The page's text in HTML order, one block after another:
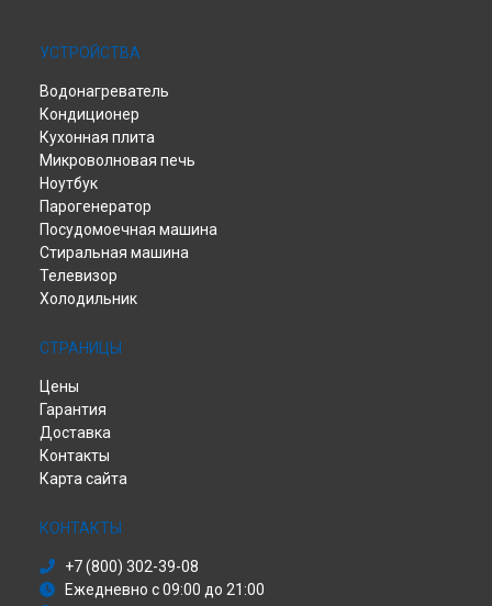
УСТРОЙСТВА
Водонагреватель
Кондиционер
Кухонная плита
Микроволновая печь
Ноутбук
Парогенератор
Посудомоечная машина
Стиральная машина
Телевизор
Холодильник
СТРАНИЦЫ
Цены
Гарантия
Доставка
Контакты
Карта сайта
КОНТАКТЫ
+7 (800) 302-39-08
Ежедневно с 09:00 до 21:00